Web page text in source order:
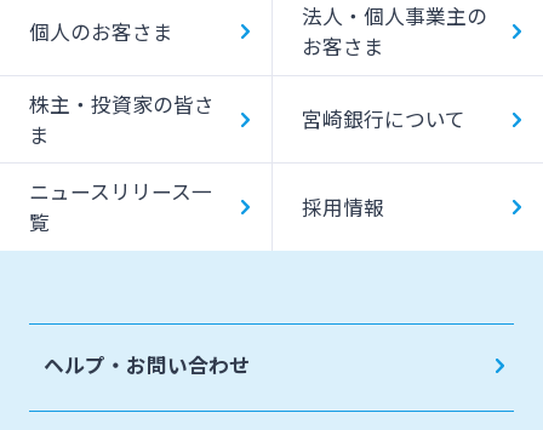
個人のお客さま
法人・個人事業主の
お客さま
株主・投資家の皆さ
ま
宮崎銀行について
ニュースリリース一
覧
採用情報
ヘルプ・お問い合わせ